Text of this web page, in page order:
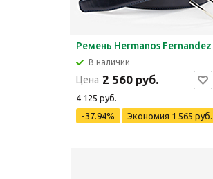
Ремень Hermanos Fernandez
В наличии
Цена 2 560 руб.
4 125 руб.
-37.94%
Экономия 1 565 руб.